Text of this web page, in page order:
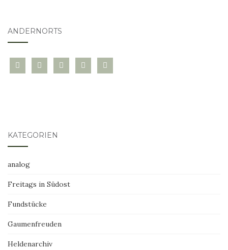
ANDERNORTS
bloglovininstagramtwitter pinterest
mail
KATEGORIEN
analog
Freitags in Südost
Fundstücke
Gaumenfreuden
Heldenarchiv